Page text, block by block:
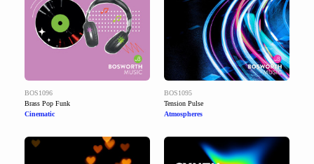
BOS1096
Brass Pop Funk
Cinematic
BOS1095
Tension Pulse
Atmospheres